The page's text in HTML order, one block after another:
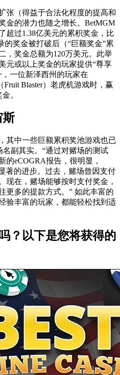
张（得益于合法化程度的提高和
金的潜力也随之增长。BetMGM
超过1.38亿美元的累积奖金，比
的奖金被打破后（“巨额奖金”累
，奖金总额为120万美元。此举
元或以上奖金的玩家提供“尊享
一位新泽西州的玩家在
Blaster）老虎机游戏时，赢
。
其中一些巨额累积奖池游戏也已
副其实。“通过对赌场的测试
的eCOGRA报告，很明显，
著的进步。过去，赌场曾因支付
现在，赌场能够按时支付奖金，
更多的提款方式。” 如此丰富的
验丰富的玩家，都能轻松找到适
？以下是您将获得的